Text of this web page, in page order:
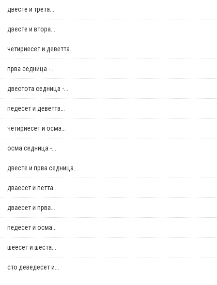
двестe и трета...
двестe и втора...
четириесет и деветта...
прва седница -...
двестота седница -...
педесет и деветта...
четириесет и осма...
осма седница -...
двестe и прва седница...
дваесет и петта...
дваесет и прва...
педесет и осма...
шеесет и шеста...
сто деведесет и...